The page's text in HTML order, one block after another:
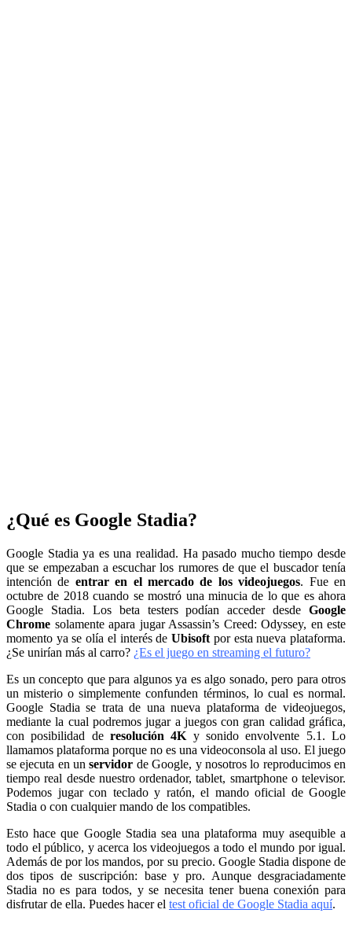
¿Qué es Google Stadia?
Google Stadia ya es una realidad. Ha pasado mucho tiempo desde
que se empezaban a escuchar los rumores de que el buscador tenía
intención de entrar en el mercado de los videojuegos. Fue en
octubre de 2018 cuando se mostró una minucia de lo que es ahora
Google Stadia. Los beta testers podían acceder desde Google
Chrome solamente apara jugar Assassin’s Creed: Odyssey, en este
momento ya se olía el interés deUbisoft por esta nueva plataforma.
¿Se unirían más al carro? ¿Es el juego en streaming el futuro?
Es un concepto que para algunos ya es algo sonado, pero para otros
un misterio o simplemente confunden términos, lo cual es normal.
Google Stadia se trata de una nueva plataforma de videojuegos,
mediante la cual podremos jugar a juegos con gran calidad gráfica,
con posibilidad de resolución 4K y sonido envolvente 5.1. Lo
llamamos plataforma porque no es una videoconsola al uso. El juego
se ejecuta en unservidor de Google, y nosotros lo reproducimos en
tiempo real desde nuestro ordenador, tablet, smartphone o televisor.
Podemos jugar con teclado y ratón, el mando oficial de Google
Stadia o con cualquier mando de los compatibles.
Esto hace que Google Stadia sea una plataforma muy asequible a
todo el público, y acerca los videojuegos a todo el mundo por igual.
Además de por los mandos, por su precio. Google Stadia dispone de
dos tipos de suscripción: base y pro. Aunque desgraciadamente
Stadia no es para todos, y se necesita tener buena conexión para
disfrutar de ella. Puedes hacer el test oficial de Google Stadia aquí.